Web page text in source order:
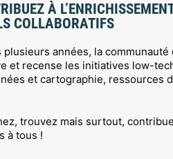
À
COLLABORATIFS
plusieurs années, la
et recense les initiatives low-
et cartographie, ressources
trouvez mais surtout,
à tous !